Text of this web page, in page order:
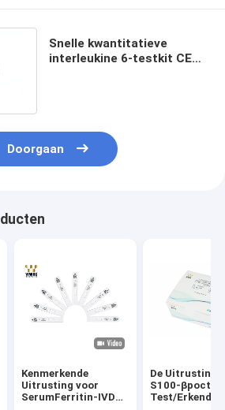
Snelle kwantitatieve
interleukine 6-testkit CE-
Doorgaan
Kenmerkende
Uitrusting voor
SerumFerritin-IVD
De Uitrusting
S100-βpoct
Test/Erkend